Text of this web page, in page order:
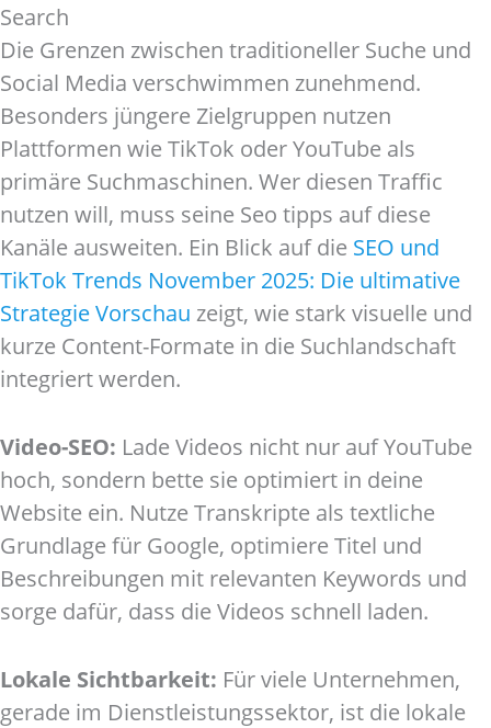
Search
Die Grenzen zwischen traditioneller Suche und
Social Media verschwimmen zunehmend.
Besonders jüngere Zielgruppen nutzen
Plattformen wie TikTok oder YouTube als
primäre Suchmaschinen. Wer diesen Traffic
nutzen will, muss seine Seo tipps auf diese
Kanäle ausweiten. Ein Blick auf die SEO und
TikTok Trends November 2025: Die ultimative
Strategie Vorschau zeigt, wie stark visuelle und
kurze Content-Formate in die Suchlandschaft
integriert werden.
Video-SEO: Lade Videos nicht nur auf YouTube
hoch, sondern bette sie optimiert in deine
Website ein. Nutze Transkripte als textliche
Grundlage für Google, optimiere Titel und
Beschreibungen mit relevanten Keywords und
sorge dafür, dass die Videos schnell laden.
Lokale Sichtbarkeit: Für viele Unternehmen,
gerade im Dienstleistungssektor, ist die lokale